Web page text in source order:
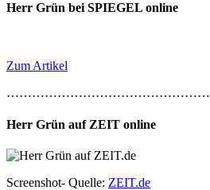
Herr Grün bei SPIEGEL online
Zum Artikel
…………………………………………
Herr Grün auf ZEIT online
Screenshot- Quelle: ZEIT.de